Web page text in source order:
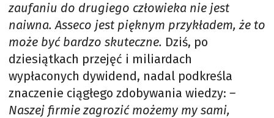
zaufaniu do drugiego człowieka nie jest
naiwna. Asseco jest pięknym przykładem, że to
może być bardzo skuteczne. Dziś, po
dziesiątkach przejęć i miliardach
wypłaconych dywidend, nadal podkreśla
znaczenie ciągłego zdobywania wiedzy: –
Naszej firmie zagrozić możemy my sami,